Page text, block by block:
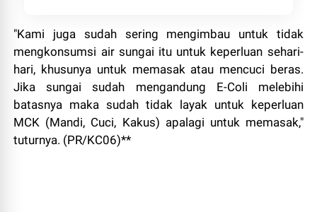
"Kami juga sudah sering mengimbau untuk tidak
mengkonsumsi air sungai itu untuk keperluan sehari-
hari, khusunya untuk memasak atau mencuci beras.
Jika sungai sudah mengandung E-Coli melebihi
batasnya maka sudah tidak layak untuk keperluan
MCK (Mandi, Cuci, Kakus) apalagi untuk memasak,"
tuturnya. (PR/KC06)**